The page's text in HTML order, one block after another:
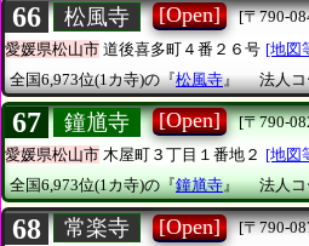
66 松風寺 [Open]
[〒790-
愛媛県松山市 道後喜多町４番２６号 [地図
全国6,973位(1カ寺)の『松風寺』 法人
67 鐘馗寺 [Open]
[〒790-
愛媛県松山市 木屋町３丁目１番地２ [地図
全国6,973位(1カ寺)の『鐘馗寺』 法人
68 常楽寺 [Open]
[〒790-